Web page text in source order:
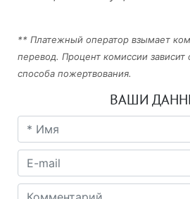
** Платежный оператор взымает
перевод. Процент комиссии
способа пожертвования.
ВАШИ